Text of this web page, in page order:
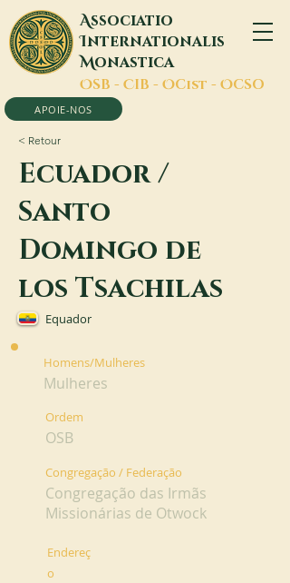
Associatio
Internationalis
Monastica
OSB - CIB - OCist - OCSO
APOIE-NOS
< Retour
Ecuador /
Santo
Domingo de
los Tsachilas
Equador
Homens/Mulheres
Mulheres
Ordem
OSB
Congregação / Federação
Congregação das Irmãs
Missionárias de Otwock
Endereç
o